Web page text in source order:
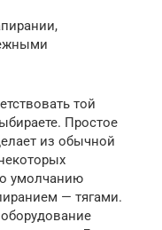
той
Простое
из обычной
умолчанию
— тягами.